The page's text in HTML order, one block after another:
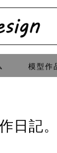
模型作
日記